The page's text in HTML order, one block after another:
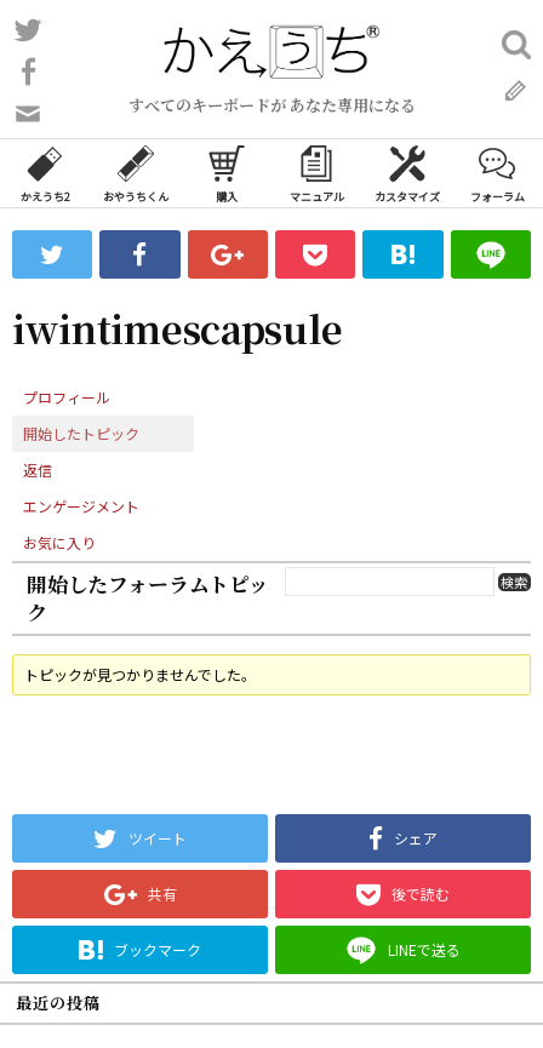
コ
ン
ン
ツ
ス
ッ
プ
すべてのキーボードが あなた専用になる
い
合
わ
フ
ォ
ム
検
索:
かえうち2 おやうちくん 購入 マニュアル カスタマイズ フォーラム
iwintimescapsule
プロフィール
開始したトピック
返信
エンゲージメント
お気に入り
開始したフォーラムトピッ
ク
トピックが見つかりませんでした。
ツイート シェア
共有 後で読む
ブックマーク LINEで送る
最近の投稿